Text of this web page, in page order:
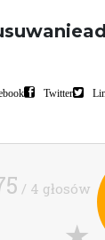
Twitter
/ 4 głosów